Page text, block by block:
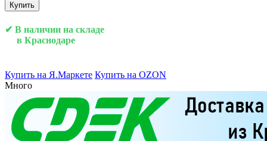
Купить
✔ В наличии на складе
в Краснодаре
Купить на Я.Маркете Купить на OZON
Много